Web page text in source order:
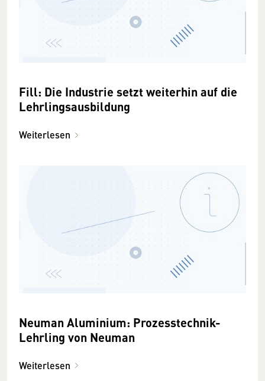
Fill: Die Industrie setzt weiterhin auf die
Lehrlingsausbildung
Weiterlesen
Neuman Aluminium: Prozesstechnik-
Lehrling von Neuman
Weiterlesen